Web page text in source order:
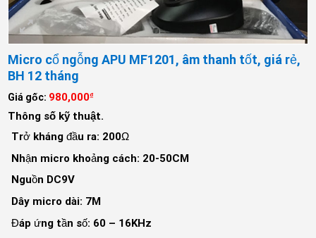
Micro cổ ngỗng APU MF1201, âm thanh tốt, giá rẻ,
BH 12 tháng
Giá gốc: 980,000₫
Thông số kỹ thuật.
Trở kháng đầu ra: 200Ω
Nhận micro khoảng cách: 20-50CM
Nguồn DC9V
Dây micro dài: 7M
Đáp ứng tần số: 60 – 16KHz